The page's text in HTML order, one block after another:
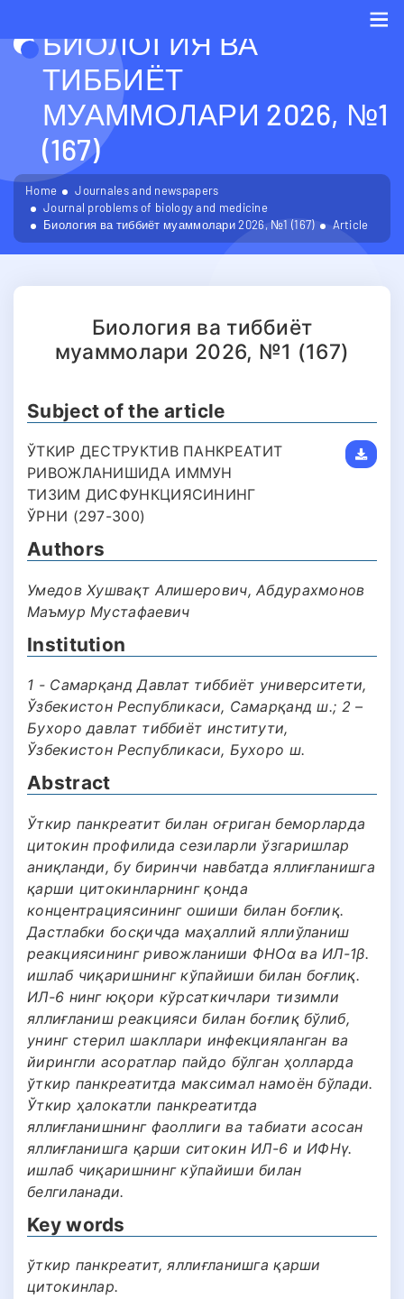
БИОЛОГИЯ ВА
ТИББИЁТ
МУАММОЛАРИ 2026, №1
(167)
Home
Journales and newspapers
Journal problems of biology and medicine
Биология ва тиббиёт муаммолари 2026, №1 (167)
Article
Биология ва тиббиёт
муаммолари 2026, №1 (167)
Subject of the article
ЎТКИР ДЕСТРУКТИВ ПАНКРЕАТИТ
РИВОЖЛАНИШИДА ИММУН
ТИЗИМ ДИСФУНКЦИЯСИНИНГ
ЎРНИ (297-300)
Authors
Умедов Хушвақт Алишерович, Абдураxмонов
Маъмур Мустафаевич
Institution
1 - Самарқанд Давлат тиббиёт университети,
Ўзбекистон Республикаси, Самарқанд ш.; 2 –
Бухоро давлат тиббиёт институти,
Ўзбекистон Республикаси, Бухоро ш.
Abstract
Ўткир панкреатит билан оғриган беморларда
цитокин профилида сезиларли ўзгаришлар
аниқланди, бу биринчи навбатда яллиғланишга
қарши цитокинларнинг қонда
концентрациясининг ошиши билан боғлиқ.
Дастлабки босқичда маҳаллий яллиўланиш
реакциясининг ривожланиши ФНОα ва ИЛ-1β.
ишлаб чиқаришнинг кўпайиши билан боғлиқ.
ИЛ-6 нинг юқори кўрсаткичлари тизимли
яллиғланиш реакцияси билан боғлиқ бўлиб,
унинг стерил шакллари инфекцияланган ва
йирингли асоратлар пайдо бўлган ҳолларда
ўткир панкреатитда максимал намоён бўлади.
Ўткир ҳалокатли панкреатитда
яллиғланишнинг фаоллиги ва табиати асосан
яллиғланишга қарши ситокин ИЛ-6 и ИФНγ.
ишлаб чиқаришнинг кўпайиши билан
белгиланади.
Key words
ўткир панкреатит, яллиғланишга қарши
цитокинлар.